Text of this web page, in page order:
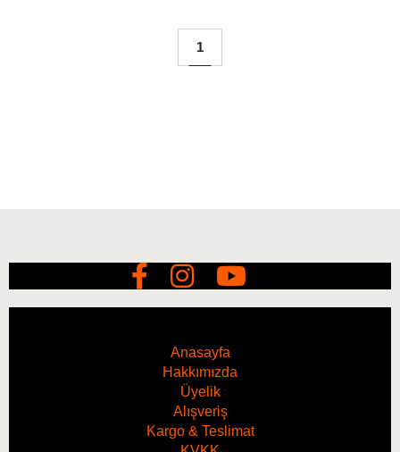
1
Anasayfa
Hakkımızda
Üyelik
Alışveriş
Kargo & Teslimat